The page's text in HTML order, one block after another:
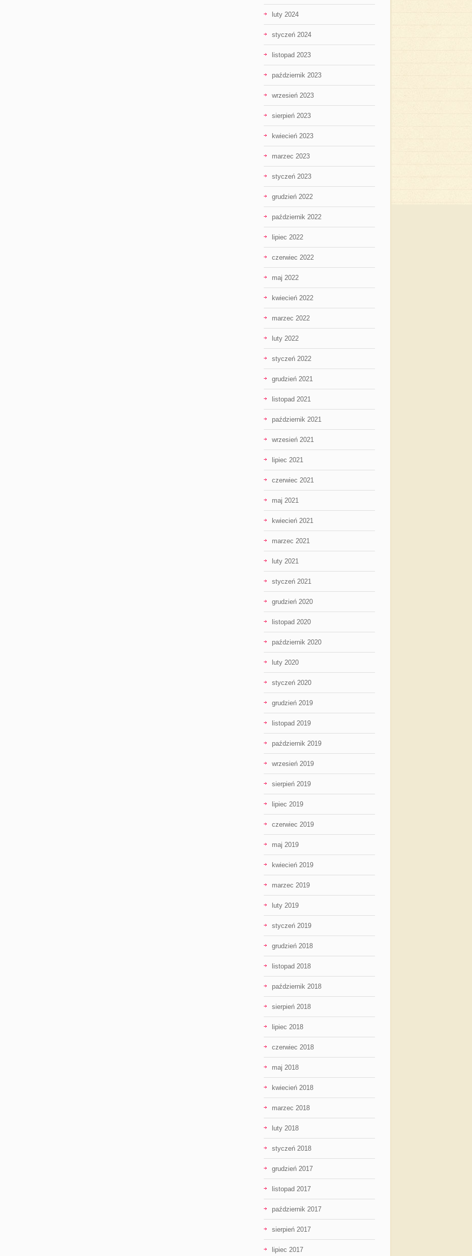
luty 2024
styczeń 2024
listopad 2023
październik 2023
wrzesień 2023
sierpień 2023
kwiecień 2023
marzec 2023
styczeń 2023
grudzień 2022
październik 2022
lipiec 2022
czerwiec 2022
maj 2022
kwiecień 2022
marzec 2022
luty 2022
styczeń 2022
grudzień 2021
listopad 2021
październik 2021
wrzesień 2021
lipiec 2021
czerwiec 2021
maj 2021
kwiecień 2021
marzec 2021
luty 2021
styczeń 2021
grudzień 2020
listopad 2020
październik 2020
luty 2020
styczeń 2020
grudzień 2019
listopad 2019
październik 2019
wrzesień 2019
sierpień 2019
lipiec 2019
czerwiec 2019
maj 2019
kwiecień 2019
marzec 2019
luty 2019
styczeń 2019
grudzień 2018
listopad 2018
październik 2018
sierpień 2018
lipiec 2018
czerwiec 2018
maj 2018
kwiecień 2018
marzec 2018
luty 2018
styczeń 2018
grudzień 2017
listopad 2017
październik 2017
sierpień 2017
lipiec 2017